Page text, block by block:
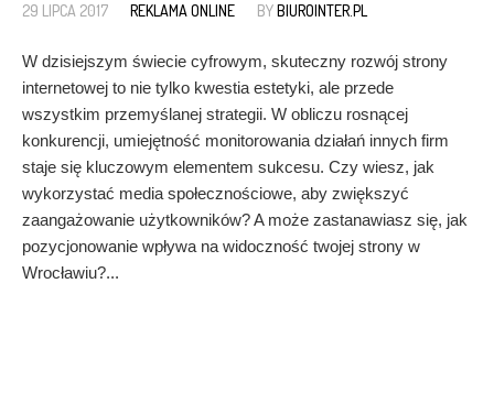
29 LIPCA 2017 REKLAMA ONLINE BYBIUROINTER.PL
W dzisiejszym świecie cyfrowym, skuteczny rozwój strony
internetowej to nie tylko kwestia estetyki, ale przede
wszystkim przemyślanej strategii. W obliczu rosnącej
konkurencji, umiejętność monitorowania działań innych firm
staje się kluczowym elementem sukcesu. Czy wiesz, jak
wykorzystać media społecznościowe, aby zwiększyć
zaangażowanie użytkowników? A może zastanawiasz się, jak
pozycjonowanie wpływa na widoczność twojej strony w
Wrocławiu?...